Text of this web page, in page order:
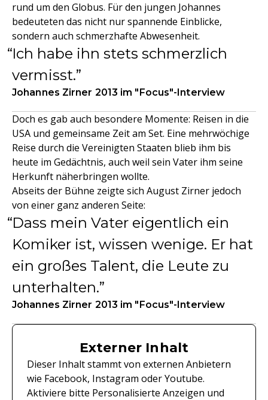
rund um den Globus. Für den jungen Johannes
bedeuteten das nicht nur spannende Einblicke,
sondern auch schmerzhafte Abwesenheit.
Ich habe ihn stets schmerzlich
vermisst.
Johannes Zirner 2013 im "Focus"-Interview
Doch es gab auch besondere Momente: Reisen in die
USA und gemeinsame Zeit am Set. Eine mehrwöchige
Reise durch die Vereinigten Staaten blieb ihm bis
heute im Gedächtnis, auch weil sein Vater ihm seine
Herkunft näherbringen wollte.
Abseits der Bühne zeigte sich August Zirner jedoch
von einer ganz anderen Seite:
Dass mein Vater eigentlich ein
Komiker ist, wissen wenige. Er hat
ein großes Talent, die Leute zu
unterhalten.
Johannes Zirner 2013 im "Focus"-Interview
Externer Inhalt
Dieser Inhalt stammt von externen Anbietern
wie Facebook, Instagram oder Youtube.
Aktiviere bitte Personalisierte Anzeigen und